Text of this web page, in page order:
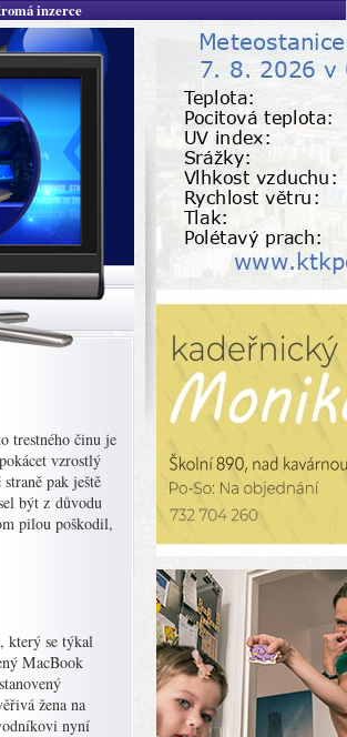
inzerce
trestného činu je
vzrostlý
pak ještě
být z důvodu
pilou poškodil,
který se týkal
MacBook
žena na
nyní